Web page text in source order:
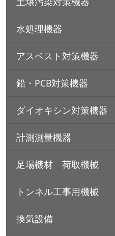
水処理機器
アスベスト対策機器
鉛・PCB対策機器
ダイオキシン対策機器
計測測量機器
足場機材 荷取機械
トンネル工事用機械
換気設備